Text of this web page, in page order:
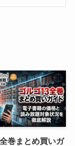
巻まとめ買いガ